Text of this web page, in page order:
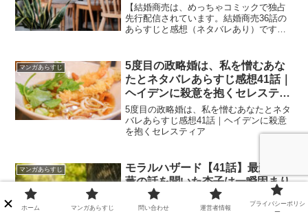
【結婚商売は、めっちゃコミックで独占
先行配信されています。結婚商売36話の
あらすじと感想（ネタバレあり）です。
53話｜ジャコブはビアンカが好き？
マンガあらすじ
5度目の政略婚は、私を憎むあな
たとネタバレあらすじ感想41話｜
ヘイデンに殺意を抱くセレスティ
ア
5度目の政略婚は、私を憎むあなたとネタ
バレあらすじ感想41話｜ヘイデンに殺意
を抱くセレスティア
マンガあらすじ
モラルハザード【41話】最新話｜
薫の話を聞いた杏子は一瞬固まり
モラルハザード【41話】最新話｜薫の話
を聞いた杏子は一瞬固まり
ホーム マンガあらすじ 問い合わせ 運営者情報
プライバシーポリシ
ー